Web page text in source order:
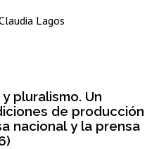
Lagos
pluralismo. Un
de producción
nacional y la prensa